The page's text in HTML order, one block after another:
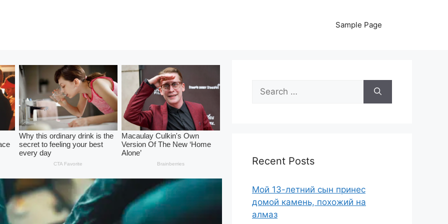
Sample Page
Search
for:
Recent Posts
Мой 13-летний сын принес
домой камень, похожий на
алмаз